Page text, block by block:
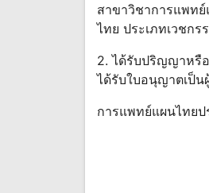
สาขาวิชาการแพท
ไทย ประเภทเวชก
2. ได้รับปริญญาหรื
ได้รับใบอนุญาตเป็น
การแพทย์แผนไทยป